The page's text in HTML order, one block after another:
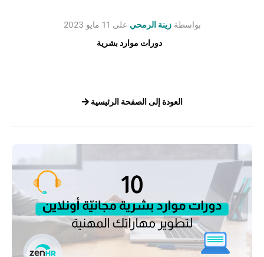
بواسطةزينة الرمحي على 11 مايو 2023
دورات موارد بشرية
العودة إلى الصفحة الرئيسية